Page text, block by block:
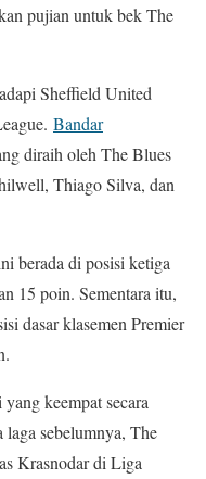
pujian untuk bek The
Sheffield United
Bandar
diraih oleh The Blues
Thiago Silva, dan
berada di posisi ketiga
15 poin. Sementara itu,
dasar klasemen Premier
keempat secara
sebelumnya, The
Krasnodar di Liga